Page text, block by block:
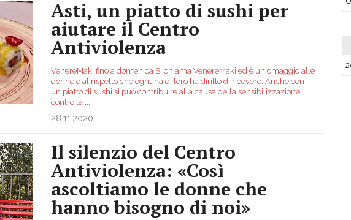
Asti, un piatto di sushi per
aiutare il Centro
Antiviolenza
VenereMaki fino a domenica Si chiama VenereMaki ed è un omaggio alle
donne e al rispetto che ognuna di loro ha diritto di ricevere. Anche con
un piatto di sushi si può contribuire alla causa della sensibilizzazione
contro la
28.11.2020
Il silenzio del Centro
Antiviolenza: «Così
ascoltiamo le donne che
hanno bisogno di noi»